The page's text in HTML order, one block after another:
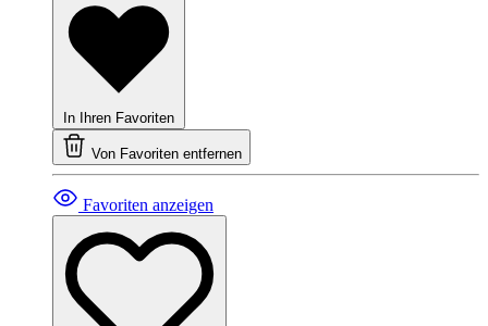
In Ihren Favoriten
Von Favoriten entfernen
Favoriten anzeigen